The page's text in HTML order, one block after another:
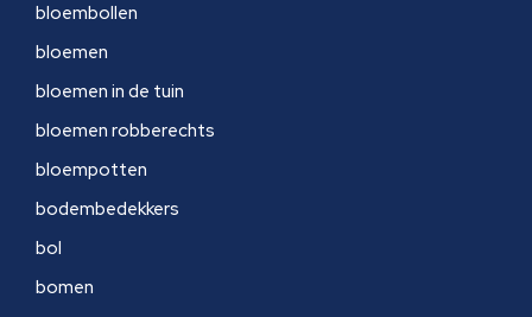
bloembollen
bloemen
bloemen in de tuin
bloemen robberechts
bloempotten
bodembedekkers
bol
bomen